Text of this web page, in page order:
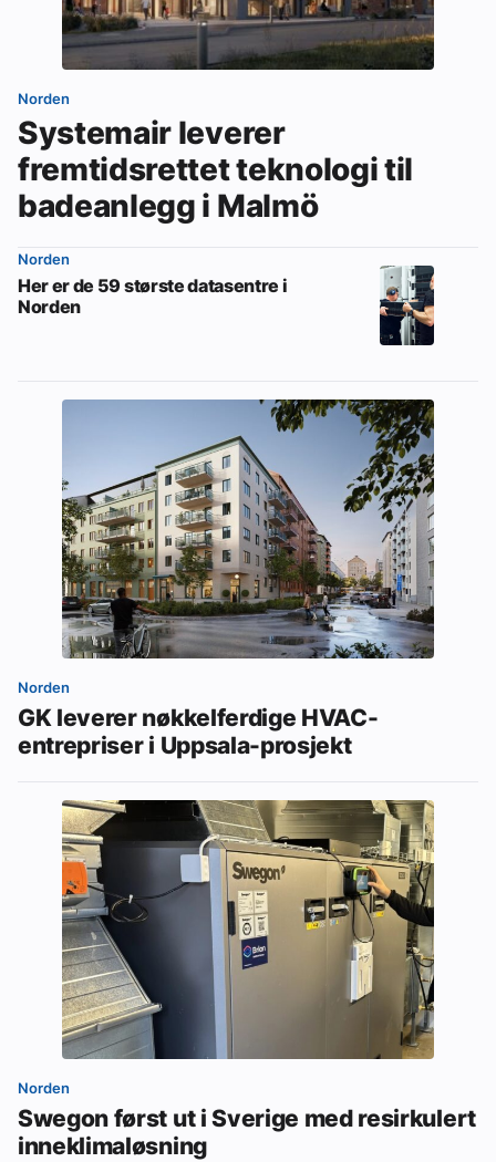
Om VVS Aktuelt
Abonner på fagbladet Byggfakta Nyheter
Annonsere i VVS Aktuelt
Kontakt oss
Tips oss
Norden
Systemair leverer
fremtidsrettet teknologi til
badeanlegg i Malmö
Norden
Her er de 59 største datasentre i
Norden
Norden
GK leverer nøkkelferdige HVAC-
entrepriser i Uppsala-prosjekt
Norden
Swegon først ut i Sverige med resirkulert
inneklimaløsning